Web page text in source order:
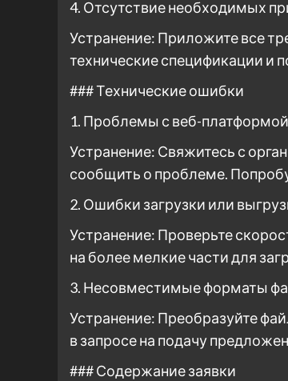
4. Отсутствие необходимых
Устранение: Приложите все
технические спецификации и
### Технические ошибки
1. Проблемы с веб-платформой
Устранение: Свяжитесь с
сообщить о проблеме.
2. Ошибки загрузки или
Устранение: Проверьте
на более мелкие части для
3. Несовместимые форматы
Устранение: Преобразуйте
в запросе на подачу
### Содержание заявки